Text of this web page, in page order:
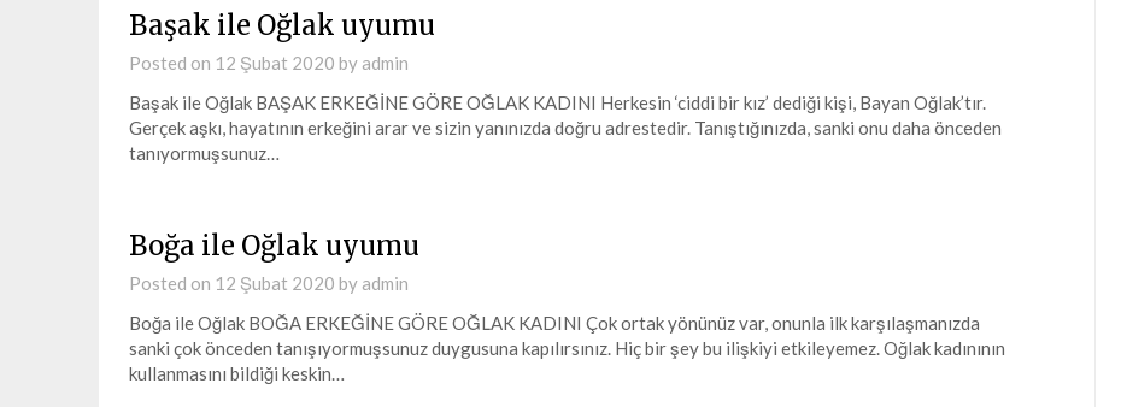
Başak ile Oğlak uyumu
Posted on 12 Şubat 2020 by admin
Başak ile Oğlak BAŞAK ERKEĞİNE GÖRE OĞLAK KADINI Herkesin ‘ciddi bir kız’ dediği kişi, Bayan Oğlak’tır.
Gerçek aşkı, hayatının erkeğini arar ve sizin yanınızda doğru adrestedir. Tanıştığınızda, sanki onu daha önceden
tanıyormuşsunuz…
Boğa ile Oğlak uyumu
Posted on 12 Şubat 2020 by admin
Boğa ile Oğlak BOĞA ERKEĞİNE GÖRE OĞLAK KADINI Çok ortak yönünüz var, onunla ilk karşılaşmanızda
sanki çok önceden tanışıyormuşsunuz duygusuna kapılırsınız. Hiç bir şey bu ilişkiyi etkileyemez. Oğlak kadınının
kullanmasını bildiği keskin…